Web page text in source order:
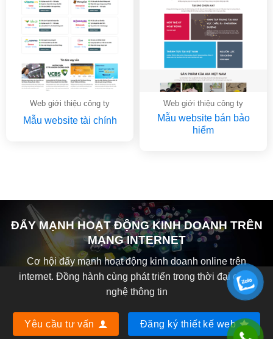
Web giới thiệu công ty
Mẫu website tài chính
Web giới thiệu công ty
Mẫu website bán bảo
hiểm
ĐẨY MẠNH HOẠT ĐỘNG KINH DOANH TRÊN
MẠNG INTERNET
Cơ hội đẩy mạnh hoạt động kinh doanh online trên
internet. Đồng hành cùng phát triển trong thời đại công
nghệ thông tin
Yêu cầu tư vấn Đăng ký thiết kế web